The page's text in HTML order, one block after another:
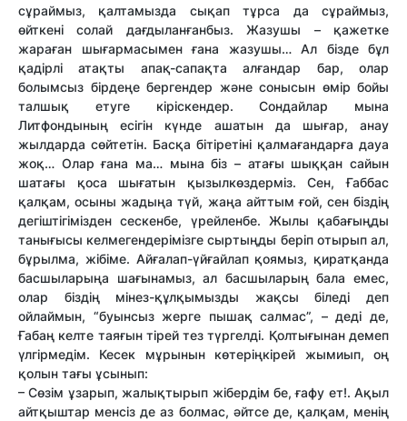
сұраймыз, қалтамызда сықап тұрса да сұраймыз,
өйткені солай дағдыланғанбыз. Жазушы – қажетке
жараған шығармасымен ғана жазушы… Ал бізде бұл
қадірлі атақты апақ-сапақта алғандар бар, олар
болымсыз бірдеңе бергендер және сонысын өмір бойы
талшық етуге кіріскендер. Сондайлар мына
Литфондының есігін күнде ашатын да шығар, анау
жылдарда сөйтетін. Басқа бітіретіні қалмағандарға дауа
жоқ… Олар ғана ма… мына біз – атағы шыққан сайын
шатағы қоса шығатын қызылкөздерміз. Сен, Ғаббас
қалқам, осыны жадыңа түй, жаңа айттым ғой, сен біздің
дегіштігімізден сескенбе, үрейленбе. Жылы қабағыңды
танығысы келмегендерімізге сыртыңды беріп отырып ал,
бұрылма, жібіме. Айғалап-үйғайлап қоямыз, қиратқанда
басшыларыңа шағынамыз, ал басшыларың бала емес,
олар біздің мінез-құлқымызды жақсы біледі деп
ойлаймын, “буынсыз жерге пышақ салмас”, – деді де,
Ғабаң келте таяғын тірей тез түргелді. Қолтығынан демеп
үлгірмедім. Кесек мұрынын көтеріңкірей жымиып, оң
қолын тағы ұсынып:
– Сөзім ұзарып, жалықтырып жібердім бе, ғафу ет!. Ақыл
айтқыштар менсіз де аз болмас, әйтсе де, қалқам, менің